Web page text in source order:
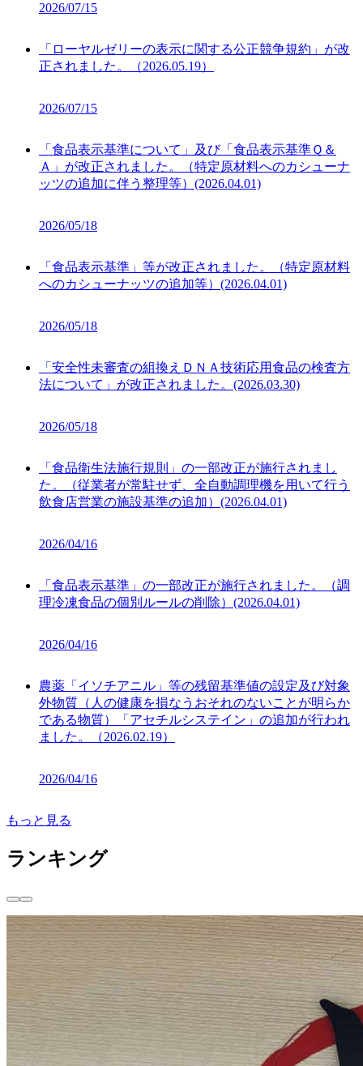
2026/07/15
「ローヤルゼリーの表示に関する公正競争規約」が改
正されました。（2026.05.19）
2026/07/15
「食品表示基準について」及び「食品表示基準Ｑ＆
Ａ」が改正されました。（特定原材料へのカシューナ
ッツの追加に伴う整理等）(2026.04.01)
2026/05/18
「食品表示基準」等が改正されました。（特定原材料
へのカシューナッツの追加等）(2026.04.01)
2026/05/18
「安全性未審査の組換えＤＮＡ技術応用食品の検査方
法について」が改正されました。(2026.03.30)
2026/05/18
「食品衛生法施行規則」の一部改正が施行されまし
た。（従業者が常駐せず、全自動調理機を用いて行う
飲食店営業の施設基準の追加）(2026.04.01)
2026/04/16
「食品表示基準」の一部改正が施行されました。（調
理冷凍食品の個別ルールの削除）(2026.04.01)
2026/04/16
農薬「イソチアニル」等の残留基準値の設定及び対象
外物質（人の健康を損なうおそれのないことが明らか
である物質）「アセチルシステイン」の追加が行われ
ました。（2026.02.19）
2026/04/16
もっと見る
ランキング